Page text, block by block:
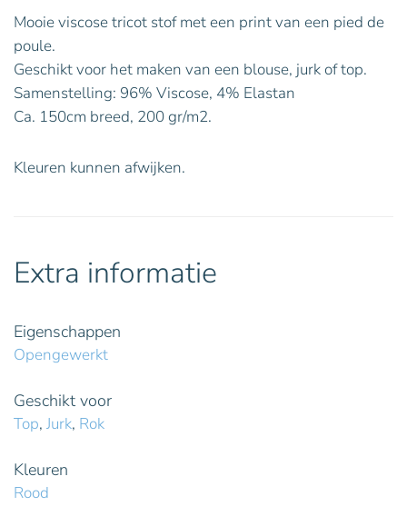
Mooie viscose tricot stof met een print van een pied de
poule.
Geschikt voor het maken van een blouse, jurk of top.
Samenstelling: 96% Viscose, 4% Elastan
Ca. 150cm breed, 200 gr/m2.
Kleuren kunnen afwijken.
Extra informatie
Eigenschappen
Opengewerkt
Geschikt voor
Top, Jurk, Rok
Kleuren
Rood